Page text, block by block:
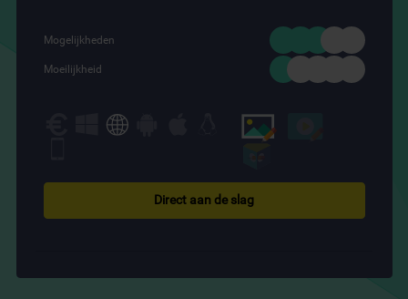
Mogelijkheden
Moeilijkheid
Direct aan de slag